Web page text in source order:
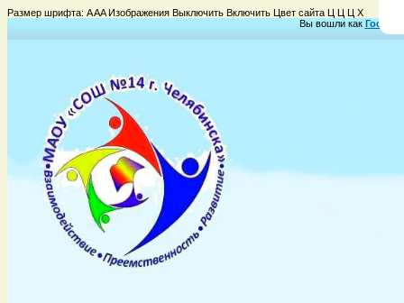
Размер шрифта: AAAИзображения Выключить Включить Цвет сайта Ц Ц Ц Х
Вы вошли как Гость